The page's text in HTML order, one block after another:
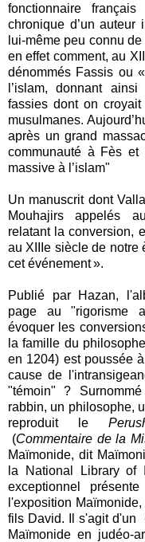
fonctionnaire
chronique d’un
lui-même peu connu
en effet comment, au
dénommés Fassis ou
l’islam, donnant
fassies dont on
musulmanes.
après un grand
communauté à Fès
massive à l’islam"
Un manuscrit dont
Mouhajirs appelés
relatant la conversion,
au XIIIe siècle de notre
cet événement ».
Publié par Hazan,
page au "rigorisme
évoquer les
la famille du
en 1204) est poussée
cause de
"témoin" ?
rabbin, un philosophe,
reproduit le
(Commentaire de la
Maïmonide, dit
la National Library of
exceptionnel
l'exposition
fils David. Il s'agit d'un
Maïmonide en judéo-